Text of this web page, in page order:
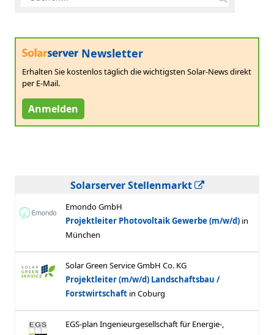
Newsletter
Erhalten Sie kostenlos täglich die wichtigsten Solar-News direkt
per E-Mail.
Anmelden
Solarserver Stellenmarkt